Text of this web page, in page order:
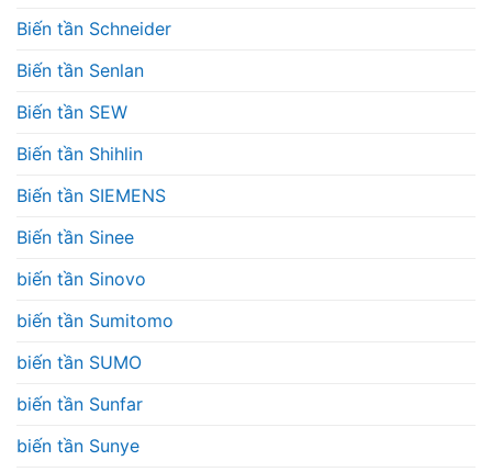
Biến tần Schneider
Biến tần Senlan
Biến tần SEW
Biến tần Shihlin
Biến tần SIEMENS
Biến tần Sinee
biến tần Sinovo
biến tần Sumitomo
biến tần SUMO
biến tần Sunfar
biến tần Sunye